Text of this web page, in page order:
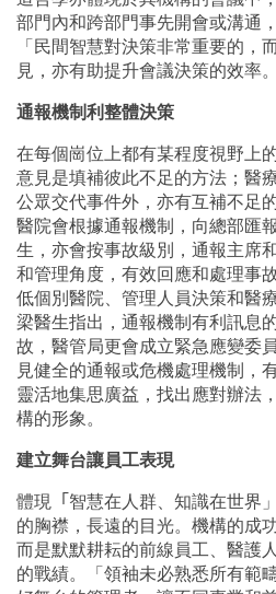
部門內和跨部門事先開會或溝通
「民間智慧對決策非常重要的，
見，亦有助提升會議決策的效率。
通報機制利整體決策
在每個崗位上都有某程度視野上
意見是填補彼此不足的方法；醫
公眾交代事件外，亦有互補不足
醫院會根據通報機制，向總部匯
生，亦會按事故級別，通報主席
和管理角度，有效回應和處理事
低個別醫院、管理人員決策和醫
梁醫生指出，通報機制有利訊息
故，醫管局更會成立緊急應變委
見健全的通報或危機處理機制，
靈活地集思廣益，找出應對辦法
構的形象。
建立舞台讓員工表現
體現 「智慧在人群、知識在世界
的胸襟，長遠的目光。機構的成
而是默默耕耘的前線員工、醫護
的戰績。「領袖未必熟悉所有範